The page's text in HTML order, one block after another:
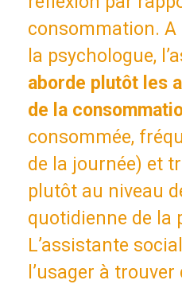
consommation.
la psychologue,
aborde plutôt les
de la
consommée,
de la journée) et
plutôt au niveau
quotidienne de la
L’assistante
l’usager à